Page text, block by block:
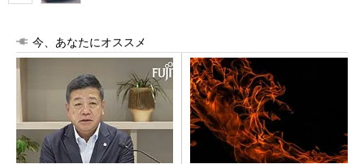
今、あなたにオススメ